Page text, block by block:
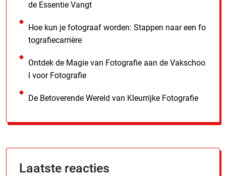
de Essentie Vangt
Hoe kun je fotograaf worden: Stappen naar een fo
tografiecarrière
Ontdek de Magie van Fotografie aan de Vakschoo
l voor Fotografie
De Betoverende Wereld van Kleurrijke Fotografie
Laatste reacties